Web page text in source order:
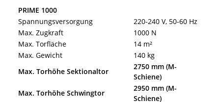
PRIME 1000
Spannungsversorgung
220-240 V, 50-60 Hz
Max. Zugkraft
1000 N
Max. Torfläche
14 m²
Max. Gewicht
140 kg
Max. Torhöhe Sektionaltor
2750 mm (M-
Schiene)
Max. Torhöhe Schwingtor
2950 mm (M-
Schiene)